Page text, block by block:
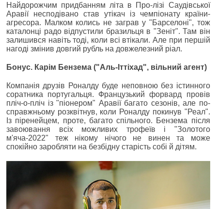
Найдорожчим придбанням літа в Про-лізі Саудівської
Аравії несподівано став утікач із чемпіонату країни-
агресора. Малком колись не заграв у "Барселоні", тож
каталонці радо відпустили бразильця в "Зеніт". Там він
залишився навіть тоді, коли всі втікали. Але при першій
нагоді змінив довгий рубль на довжелезний ріал.
Бонус. Карім Бензема ("Аль-Іттіхад", вільний агент)
Компанія друзів Роналду буде неповною без істинного
соратника португальця. Французький форвард провів
пліч-о-пліч із "піонером" Аравії багато сезонів, але по-
справжньому розквітнув, коли Роналду покинув "Реал".
Із піренейцем, проте, багато спільного. Бензема після
завоювання всіх можливих трофеїв і "Золотого
м'яча-2022" теж нікому нічого не винен та може
спокійно заробляти на безбідну старість собі й дітям.